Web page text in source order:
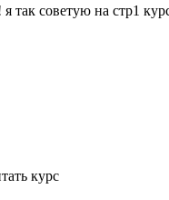
так советую на стр1
курс